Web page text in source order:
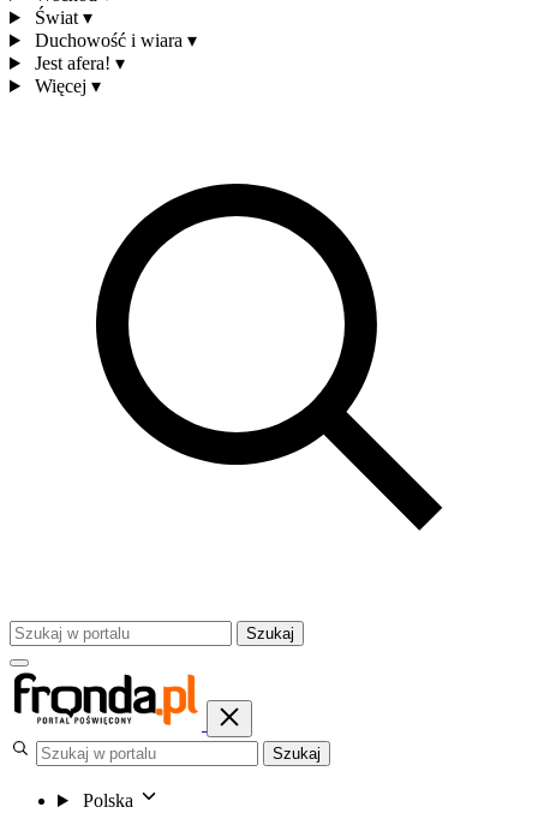
Świat ▾
Duchowość i wiara ▾
Jest afera! ▾
Więcej ▾
Szukaj
Szukaj
Polska